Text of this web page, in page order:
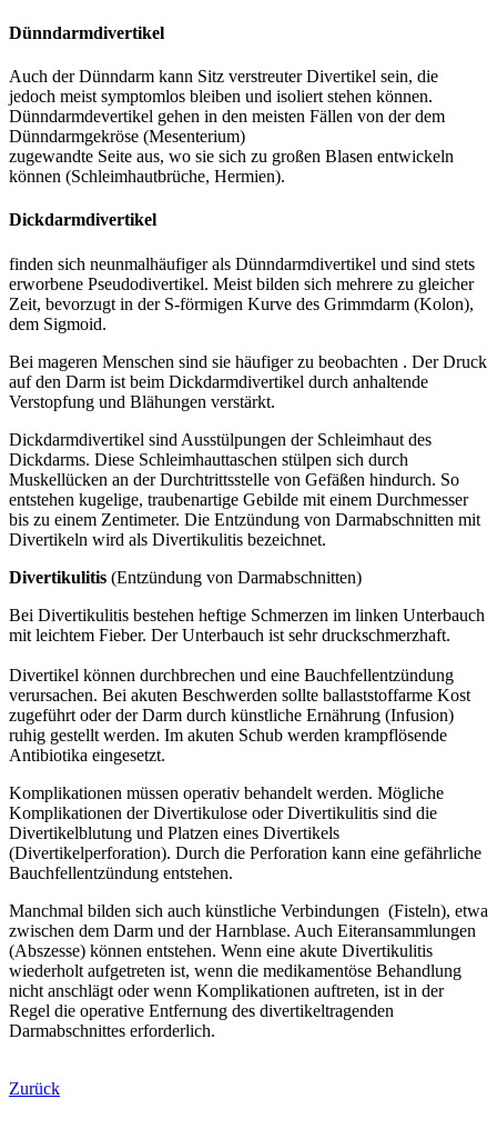
Dünndarmdivertikel
Auch der Dünndarm kann Sitz verstreuter Divertikel sein, die
jedoch meist symptomlos bleiben und isoliert stehen können.
Dünndarmdevertikel gehen in den meisten Fällen von der dem
Dünndarmgekröse (Mesenterium)
zugewandte Seite aus, wo sie sich zu großen Blasen entwickeln
können (Schleimhautbrüche, Hermien).
Dickdarmdivertikel
finden sich neunmalhäufiger als Dünndarmdivertikel und sind stets
erworbene Pseudodivertikel. Meist bilden sich mehrere zu gleicher
Zeit, bevorzugt in der S-förmigen Kurve des Grimmdarm (Kolon),
dem Sigmoid.
Bei mageren Menschen sind sie häufiger zu beobachten . Der Druck
auf den Darm ist beim Dickdarmdivertikel durch anhaltende
Verstopfung und Blähungen verstärkt.
Dickdarmdivertikel sind Ausstülpungen der Schleimhaut des
Dickdarms. Diese Schleimhauttaschen stülpen sich durch
Muskellücken an der Durchtrittsstelle von Gefäßen hindurch. So
entstehen kugelige, traubenartige Gebilde mit einem Durchmesser
bis zu einem Zentimeter. Die Entzündung von Darmabschnitten mit
Divertikeln wird als Divertikulitis bezeichnet.
Divertikulitis (Entzündung von Darmabschnitten)
Bei Divertikulitis bestehen heftige Schmerzen im linken Unterbauch
mit leichtem Fieber. Der Unterbauch ist sehr druckschmerzhaft.
Divertikel können durchbrechen und eine Bauchfellentzündung
verursachen. Bei akuten Beschwerden sollte ballaststoffarme Kost
zugeführt oder der Darm durch künstliche Ernährung (Infusion)
ruhig gestellt werden. Im akuten Schub werden krampflösende
Antibiotika eingesetzt.
Komplikationen müssen operativ behandelt werden. Mögliche
Komplikationen der Divertikulose oder Divertikulitis sind die
Divertikelblutung und Platzen eines Divertikels
(Divertikelperforation). Durch die Perforation kann eine gefährliche
Bauchfellentzündung entstehen.
Manchmal bilden sich auch künstliche Verbindungen (Fisteln), etwa
zwischen dem Darm und der Harnblase. Auch Eiteransammlungen
(Abszesse) können entstehen. Wenn eine akute Divertikulitis
wiederholt aufgetreten ist, wenn die medikamentöse Behandlung
nicht anschlägt oder wenn Komplikationen auftreten, ist in der
Regel die operative Entfernung des divertikeltragenden
Darmabschnittes erforderlich.
Zurück